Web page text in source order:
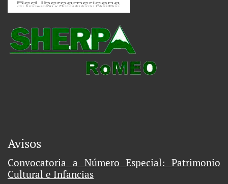
Avisos
Convocatoria a Número Especial: Patrimonio
Cultural e Infancias